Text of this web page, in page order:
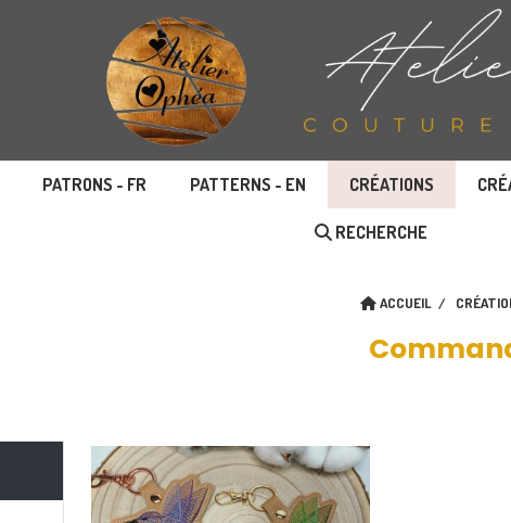
PATRONS - FR PATTERNS - EN CRÉATIONS
RECHERCHE
ACCUEIL